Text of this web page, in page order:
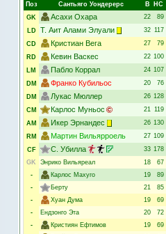
Поз
Сантьяго Уондерерс В НC
GK
Асахи Охара 22 89
LD
Т. Аит Алами Элуали 32 117
CD
Кристиан Вега 27 79
RD
Кевин Васкес 22 100
LM
Пабло Коррал 24 107
DM
Франко Кубильос 20 76
DM
Лукас Мюллер 26 128
CM
Карлос Муньос 21 119
AM
Икер Эрнандес 26 130
RM
Мартин Вильярроель 27 109
CF
С. Убилла 33 178
GK
Энрико Вильяреал 18 67
-
Карлос Махуго 19 89
-
Берту 21 85
-
Хуан Дума 19 69
-
Ендзонго Эта 20 72
-
Кристиян Ефтимов 19 69